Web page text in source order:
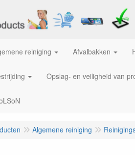
reiniging Afvalbakken
Opslag- en veiligheid van
Algemene reiniging